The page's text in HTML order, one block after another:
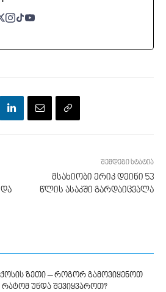
შემდეგი სტატია
მსახიობი ერიკ დეინი 53
წლის ასაკში გარდაიცვალა
ზეთი – როგორ გამოვიყენოთ
რატომ უნდა შევიყვაროთ?